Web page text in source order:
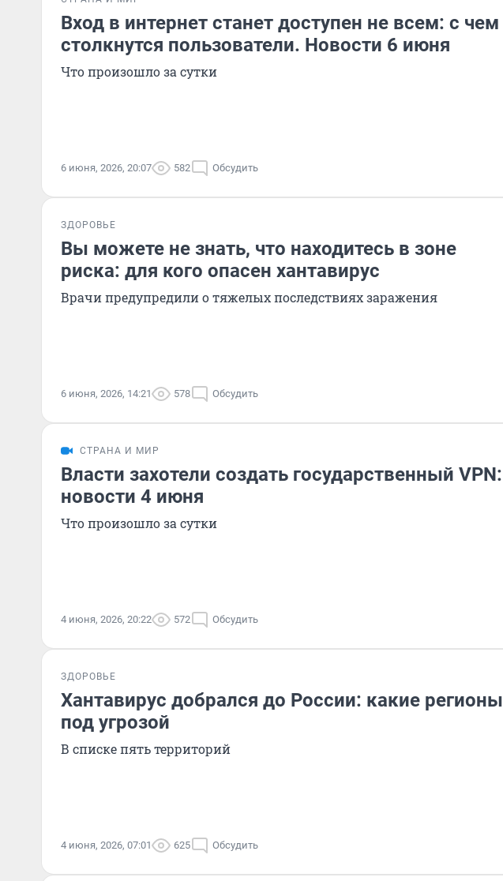
Вход в интернет станет доступен не всем: с чем
столкнутся пользователи. Новости 6 июня
Что произошло за сутки
6 июня, 2026, 20:07 582 Обсудить
ЗДОРОВЬЕ
Вы можете не знать, что находитесь в зоне
риска: для кого опасен хантавирус
Врачи предупредили о тяжелых последствиях заражения
6 июня, 2026, 14:21 578 Обсудить
СТРАНА И МИР
Власти захотели создать государственный VPN:
новости 4 июня
Что произошло за сутки
4 июня, 2026, 20:22 572 Обсудить
ЗДОРОВЬЕ
Хантавирус добрался до России: какие регионы
под угрозой
В списке пять территорий
4 июня, 2026, 07:01 625 Обсудить